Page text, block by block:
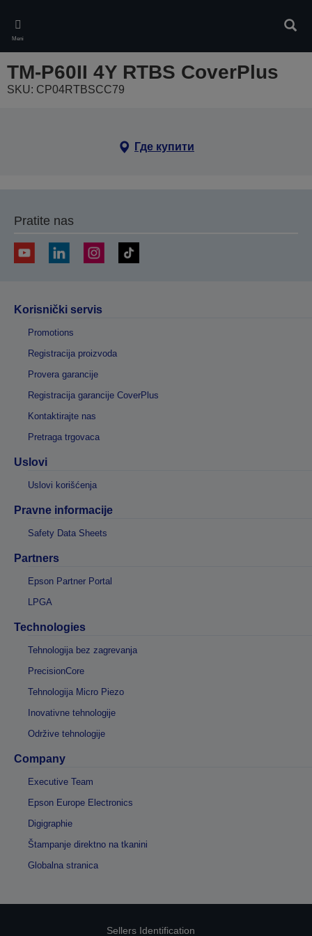
main
content
Meni
TM-P60II 4Y RTBS CoverPlus
SKU: CP04RTBSCC79
Где купити
Pratite nas
Korisnički servis
Promotions
Registracija proizvoda
Provera garancije
Registracija garancije CoverPlus
Kontaktirajte nas
Pretraga trgovaca
Uslovi
Uslovi korišćenja
Pravne informacije
Safety Data Sheets
Partners
Epson Partner Portal
LPGA
Technologies
Tehnologija bez zagrevanja
PrecisionCore
Tehnologija Micro Piezo
Inovativne tehnologije
Održive tehnologije
Company
Executive Team
Epson Europe Electronics
Digigraphie
Štampanje direktno na tkanini
Globalna stranica
Sellers Identification